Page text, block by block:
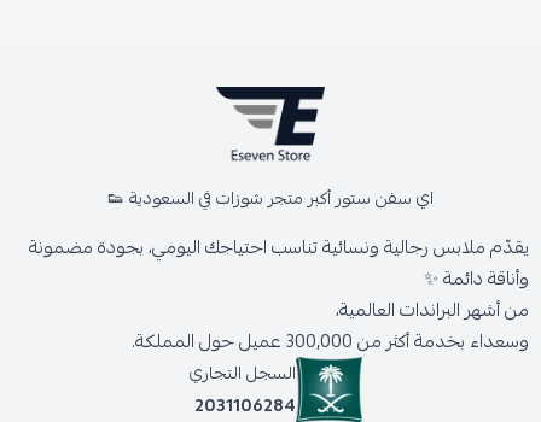
اي سفن ستور أكبر متجر شوزات في السعودية 👟
يقدّم ملابس رجالية ونسائية تناسب احتياجك اليومي، بجودة مضمونة
وأناقة دائمة ✨
من أشهر البراندات العالمية،
وسعداء بخدمة أكثر من 300,000 عميل حول المملكة.
السجل التجاري
2031106284